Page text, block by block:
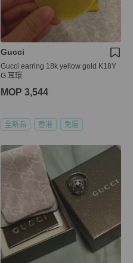
Gucci
Gucci earring 18k yellow gold K18Y
G 耳環
MOP 3,544
全新品 香港 免運